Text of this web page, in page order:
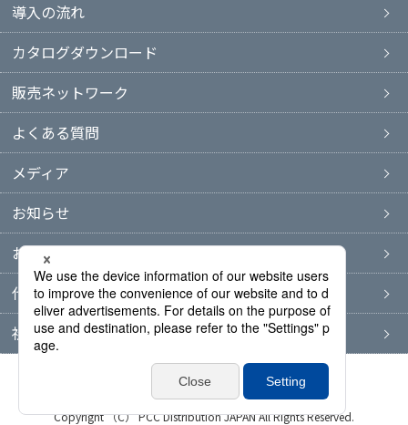
導入の流れ
カタログダウンロード
販売ネットワーク
よくある質問
メディア
お知らせ
お問い合わせ
代表者ブログ
社長コラム
プライバシーポリシー サイトマップ
Copyright （C） PCC Distribution JAPAN All Rights Reserved.